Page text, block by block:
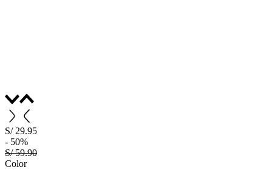
S/ 29.95
- 50%
S/ 59.90
Color